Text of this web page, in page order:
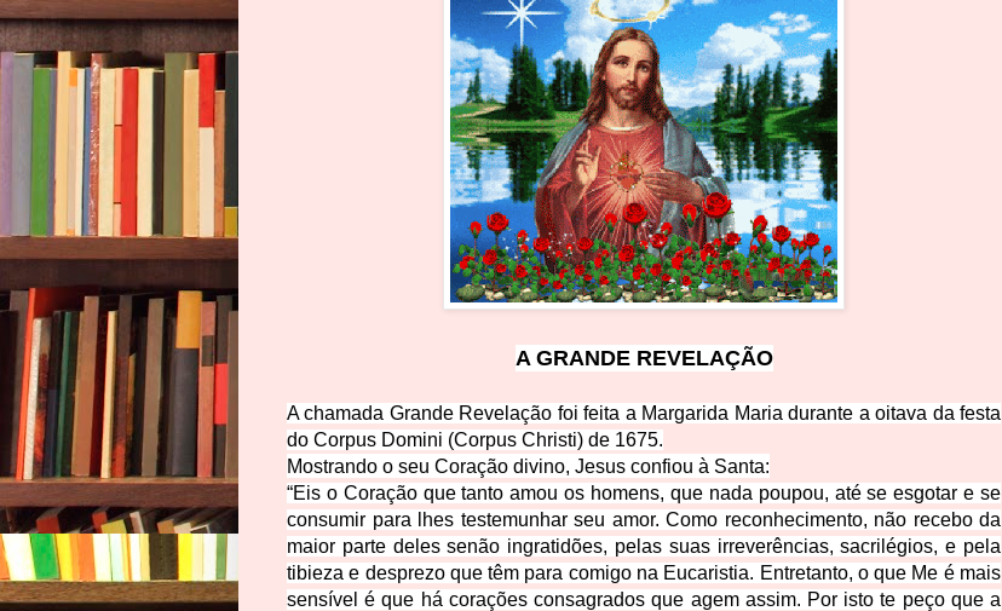
A GRANDE REVELAÇÃO
A chamada Grande Revelação foi feita a Margarida Maria durante a oitava da festa
do Corpus Domini (Corpus Christi) de 1675.
Mostrando o seu Coração divino, Jesus confiou à Santa:
“Eis o Coração que tanto amou os homens, que nada poupou, até se esgotar e se
consumir para lhes testemunhar seu amor. Como reconhecimento, não recebo da
maior parte deles senão ingratidões, pelas suas irreverências, sacrilégios, e pela
tibieza e desprezo que têm para comigo na Eucaristia. Entretanto, o que Me é mais
sensível é que há corações consagrados que agem assim. Por isto te peço que a